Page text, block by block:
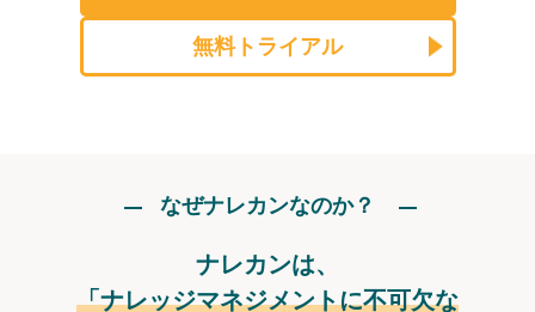
無料トライアル
なぜナレカンなのか？
ナレカンは、
「ナレッジマネジメントに不可欠な